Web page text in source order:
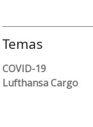
Temas
COVID-19
Lufthansa Cargo